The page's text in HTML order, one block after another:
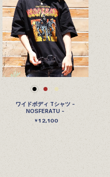
ワイドボディ Tシャツ -
NOSFERATU -
￥12,100